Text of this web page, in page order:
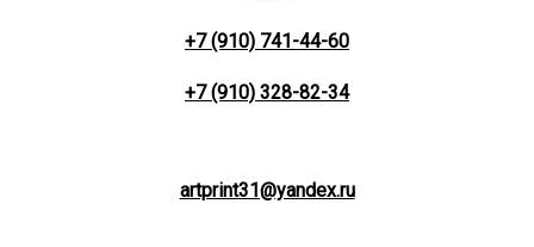
+7 (910) 741-44-60
+7 (910) 328-82-34
artprint31@yandex.ru